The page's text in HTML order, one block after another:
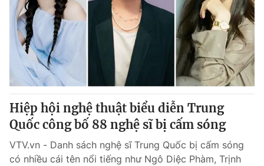
Hiệp hội nghệ thuật biểu diễn Trung
Quốc công bố 88 nghệ sĩ bị cấm sóng
VTV.vn - Danh sách nghệ sĩ Trung Quốc bị cấm sóng
có nhiều cái tên nổi tiếng như Ngô Diệc Phàm, Trịnh